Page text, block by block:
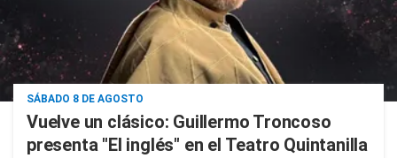
SÁBADO 8 DE AGOSTO
Vuelve un clásico: Guillermo Troncoso
presenta "El inglés" en el Teatro Quintanilla